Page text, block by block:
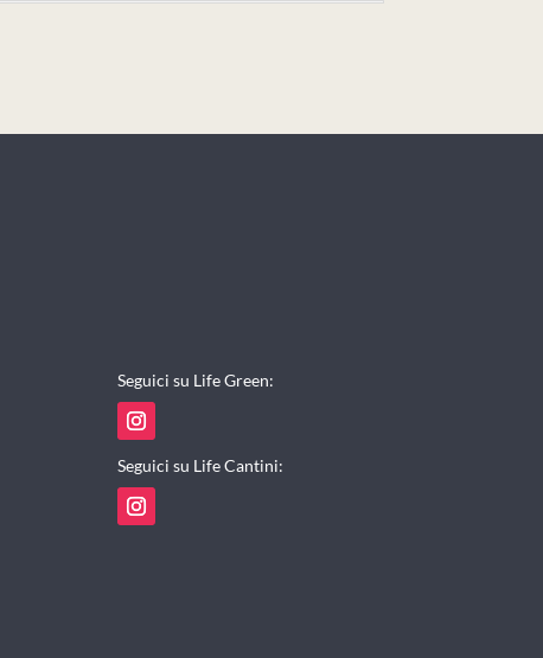
Seguici su Life Green:
Seguici su Life Cantini: